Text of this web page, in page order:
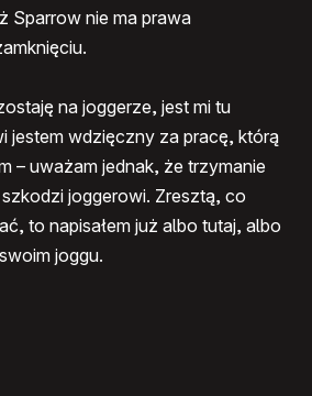
Sparrow nie ma prawa
na joggerze, jest mi tu
jestem wdzięczny za pracę, którą
– uważam jednak, że trzymanie
joggerowi. Zresztą, co
to napisałem już albo tutaj, albo
joggu.